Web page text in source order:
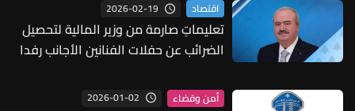
اقتصاد 2026-02-19
تعليماتٍ صارمة من وزير المالية لتحصيل
الضرائب عن حفلات الفنانين الأجانب رفدا
أمن وقضاء 2026-01-02